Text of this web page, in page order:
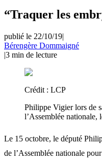
“Traquer les
publié le 22/10/19|
Bérengère Dommaigné
|3 min de lecture
Crédit : LCP
Philippe Vigier lors de
l’Assemblée nationale,
Le 15 octobre, le député
de l’Assemblée nationale